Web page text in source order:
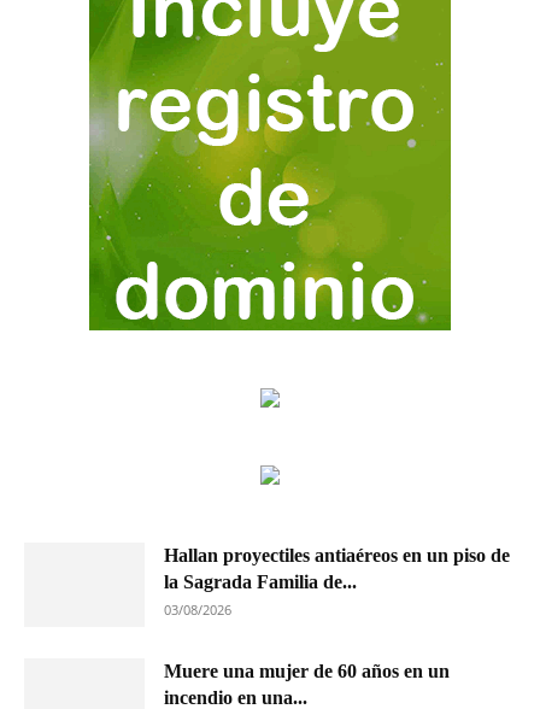
Hallan proyectiles antiaéreos en un piso de
la Sagrada Familia de...
03/08/2026
Muere una mujer de 60 años en un
incendio en una...